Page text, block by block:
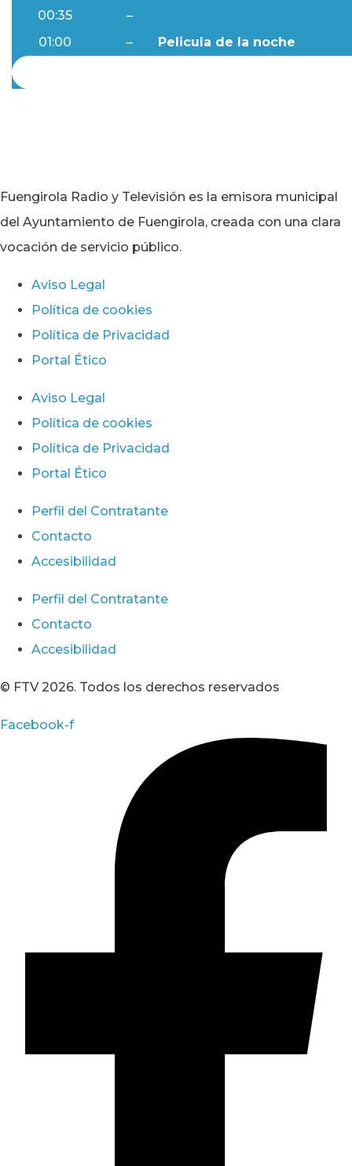
00:35 –
01:00
– Pelicula de la noche
Fuengirola Radio y Televisión es la emisora municipal
del Ayuntamiento de Fuengirola, creada con una clara
vocación de servicio público.
Aviso Legal
Política de cookies
Política de Privacidad
Portal Ético
Aviso Legal
Política de cookies
Política de Privacidad
Portal Ético
Perfil del Contratante
Contacto
Accesibilidad
Perfil del Contratante
Contacto
Accesibilidad
© FTV 2026. Todos los derechos reservados
Facebook-f